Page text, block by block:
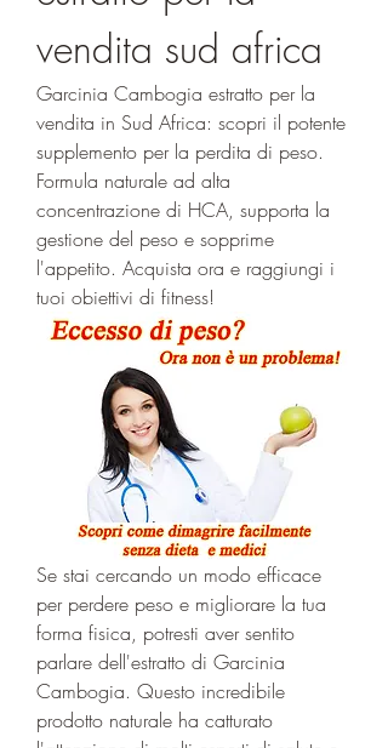
vendita sud africa
Garcinia Cambogia estratto per la
vendita in Sud Africa: scopri il potente
supplemento per la perdita di peso.
Formula naturale ad alta
concentrazione di HCA, supporta la
gestione del peso e sopprime
l'appetito. Acquista ora e raggiungi i
tuoi obiettivi di fitness!
Se stai cercando un modo efficace
per perdere peso e migliorare la tua
forma fisica, potresti aver sentito
parlare dell'estratto di Garcinia
Cambogia. Questo incredibile
prodotto naturale ha catturato